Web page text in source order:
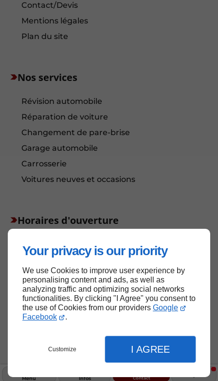
Your privacy is our priority
We use Cookies to improve user experience by
personalising content and ads, as well as
analyzing traffic and optimizing social networks
functionalities. By clicking "I Agree" you consent to
the use of Cookies from our providers Google
Facebook
.
Customize I AGREE
Menu Infos Contact
Contact/Devis
Mentions légales
Plan du site
Nos services
Révision automobile
Réparation de voiture
Changement de pare-brise
Garage automobile
Carrosserie
Voitures neuves et occasions
Horaires d'ouverture
Haut de page